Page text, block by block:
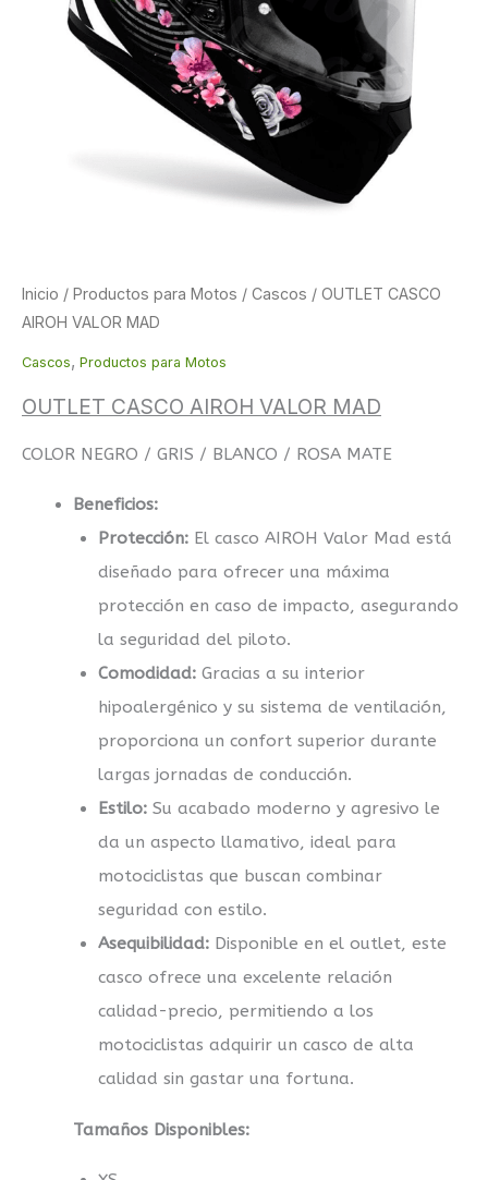
Inicio / Productos para Motos / Cascos / OUTLET CASCO
AIROH VALOR MAD
Cascos, Productos para Motos
OUTLET CASCO AIROH VALOR MAD
COLOR NEGRO / GRIS / BLANCO / ROSA MATE
Beneficios:
Protección:El casco AIROH Valor Mad está
diseñado para ofrecer una máxima
protección en caso de impacto, asegurando
la seguridad del piloto.
Comodidad:Gracias a su interior
hipoalergénico y su sistema de ventilación,
proporciona un confort superior durante
largas jornadas de conducción.
Estilo:Su acabado moderno y agresivo le
da un aspecto llamativo, ideal para
motociclistas que buscan combinar
seguridad con estilo.
Asequibilidad:Disponible en el outlet, este
casco ofrece una excelente relación
calidad-precio, permitiendo a los
motociclistas adquirir un casco de alta
calidad sin gastar una fortuna.
Tamaños Disponibles:
original
era:
119,99 €.
actual
es:
89,99 €.